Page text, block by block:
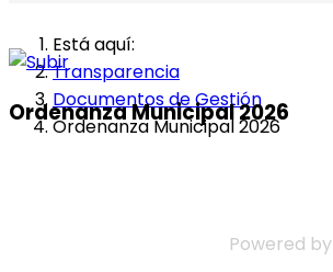
Está aquí:
Transparencia
Documentos de Gestión
Ordenanza Municipal 2026
Ordenanza Municipal 2026
Powered by